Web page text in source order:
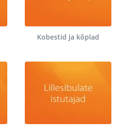
Kobestid ja kõplad